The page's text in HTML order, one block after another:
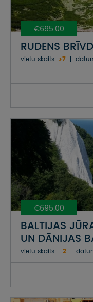
€695.00
RUDENS
vietu skaits: >7
€695.00
BALTIJAS
UN DĀNIJAS
VĀCIJAS
vietu skaits: 2